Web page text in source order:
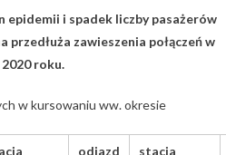
epidemii i spadek liczby pasażerów
zawieszenia połączeń w
roku.
w kursowaniu ww. okresie
odjazd
stacja